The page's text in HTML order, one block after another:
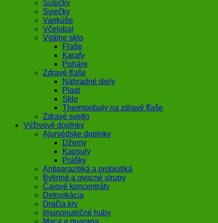
Sušičky
Sviečky
Vankúše
Včelobal
Vitálne sklo
Fľaše
Karafy
Poháre
Zdravé fľaše
Náhradné diely
Plast
Sklo
Thermoobaly na zdravé fľaše
Zdravé svetlo
Výživové doplnky
Ajurvédske doplnky
Džemy
Kapsuly
Prášky
Antiparazitiká a probiotiká
Bylinné a ovocné sirupy
Čajové koncentráty
Detoxikácia
Dračia krv
Imunonutričné huby
Maca a guarana